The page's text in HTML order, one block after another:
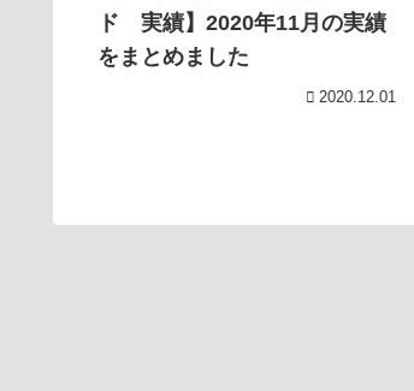
ド 実績】2020年11月の実績
をまとめました
2020.12.01